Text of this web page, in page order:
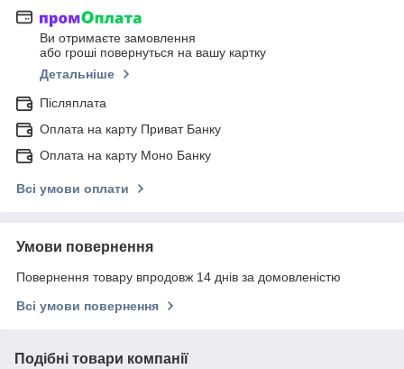
Ви отримаєте замовлення
або гроші повернуться на вашу картку
Детальніше
Післяплата
Оплата на карту Приват Банку
Оплата на карту Моно Банку
Всі умови оплати
Умови повернення
Повернення товару впродовж 14 днів за домовленістю
Всі умови повернення
Подібні товари компанії